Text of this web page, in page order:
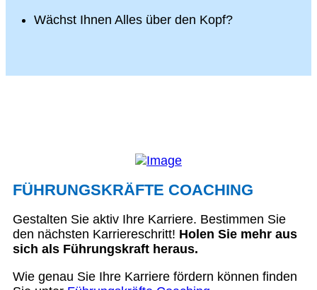
Wächst Ihnen Alles über den Kopf?
FÜHRUNGSKRÄFTE COACHING
Gestalten Sie aktiv Ihre Karriere. Bestimmen Sie
den nächsten Karriereschritt! Holen Sie mehr aus
sich als Führungskraft heraus.
Wie genau Sie Ihre Karriere fördern können finden